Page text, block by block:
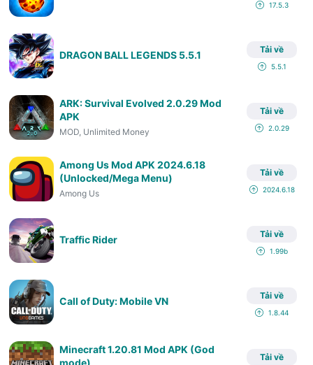
17.5.3
DRAGON BALL LEGENDS 5.5.1 Tải về
5.5.1
ARK: Survival Evolved 2.0.29 Mod
APK
MOD, Unlimited Money
Tải về
2.0.29
Among Us Mod APK 2024.6.18
(Unlocked/Mega Menu)
Among Us
Tải về
2024.6.18
Traffic Rider Tải về
1.99b
Call of Duty: Mobile VN Tải về
1.8.44
Minecraft 1.20.81 Mod APK (God
mode)
Tải về